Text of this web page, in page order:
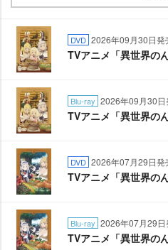
DVD 2026年09月30日発
TVアニメ「異世界の
Blu-ray 2026年09月30日
TVアニメ「異世界の
DVD 2026年07月29日発
TVアニメ「異世界の
Blu-ray 2026年07月29日
TVアニメ「異世界の